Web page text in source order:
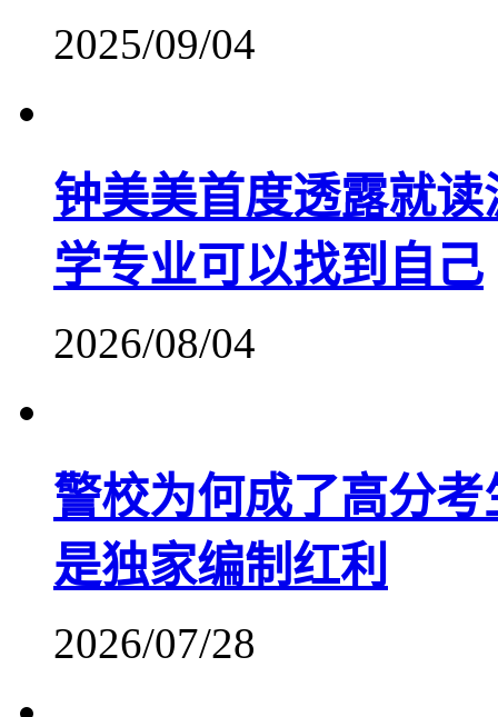
2025/09/04
钟美美首度透露就
学专业可以找到自己
2026/08/04
警校为何成了高分
是独家编制红利
2026/07/28